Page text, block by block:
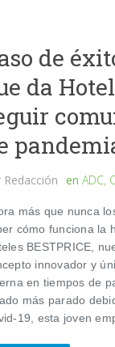
de
da
Redacción en ADC,
más que nunca
cómo funciona la
BESTPRICE,
innovador y
en tiempos de
más parado
19, esta joven